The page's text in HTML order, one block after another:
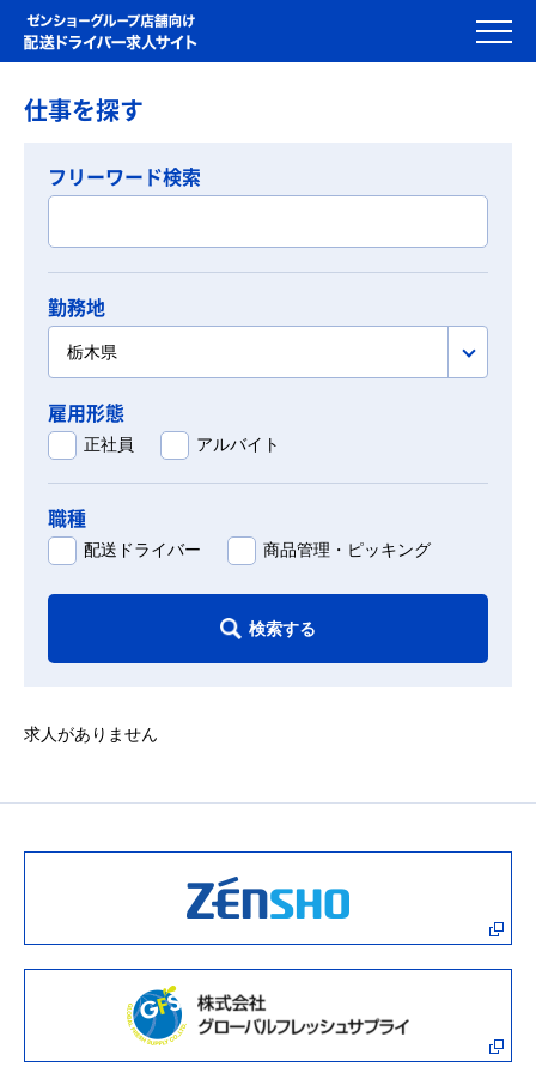
仕事を探す
フリーワード検索
勤務地
栃木県
雇用形態
正社員 アルバイト
職種
配送ドライバー 商品管理・ピッキング
検索する
求人がありません